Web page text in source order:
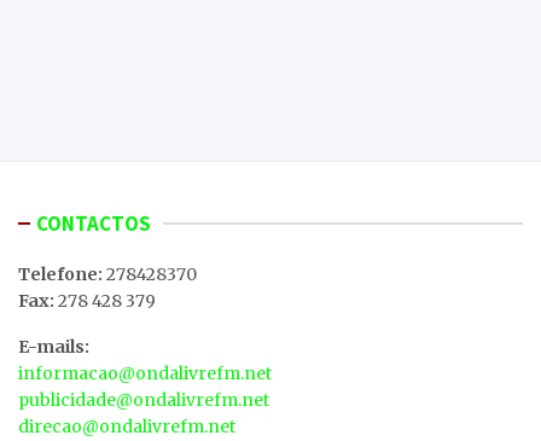
CONTACTOS
Telefone: 278428370
Fax: 278 428 379
E-mails:
informacao@ondalivrefm.net
publicidade@ondalivrefm.net
direcao@ondalivrefm.net